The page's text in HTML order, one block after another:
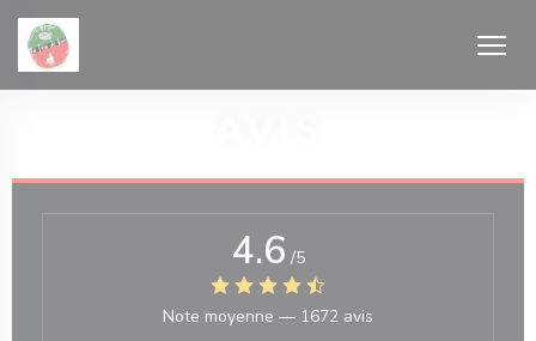
Personnalisation de vos choix en matière de cookies
4.6 /5
Note moyenne — 1672 avis